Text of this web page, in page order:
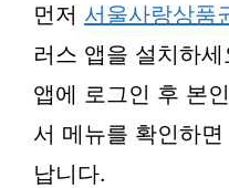
먼저 서울사랑상품
러스 앱을 설치하세
앱에 로그인 후 본
서 메뉴를 확인하
납니다.